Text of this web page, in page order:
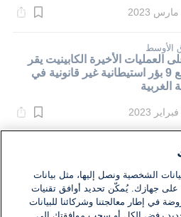
الأوسط
العمليات الأخيرة الكابينيت يقر
تشريع 9 بؤر استيطانية غير قانونية في
الغربية
الأوسط
الحدود البحرية: المجلس الأمني
في حكومة لابيد يبحث اليوم بنود
ولبنان يرى فيه ضمانة لمنع حرب
الشخصية ونصل إليها، مثل بيانات
على جهازك. يُمكّن تحديد أوافق تقنيات
في إطار معالجتنا وشركائنا للبيانات